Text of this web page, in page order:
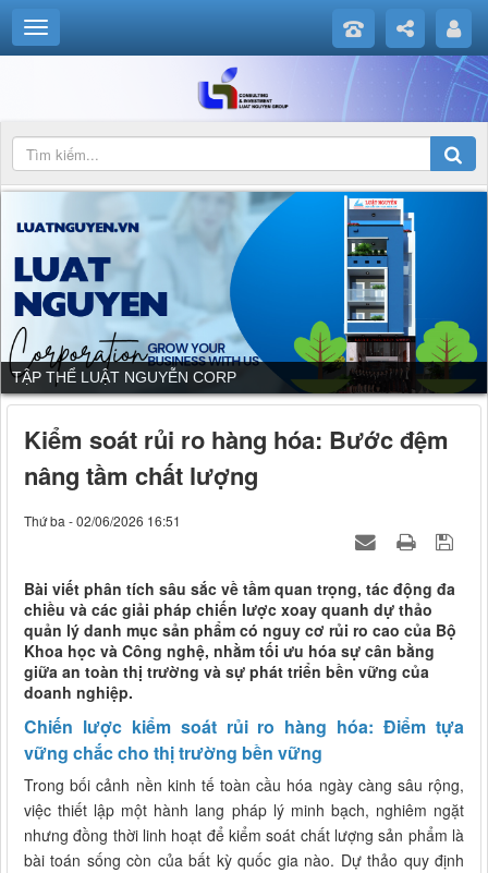
TẬP THỂ LUẬT NGUYỄN CORP
Kiểm soát rủi ro hàng hóa: Bước đệm
nâng tầm chất lượng
Thứ ba - 02/06/2026 16:51
Bài viết phân tích sâu sắc về tầm quan trọng, tác động đa
chiều và các giải pháp chiến lược xoay quanh dự thảo
quản lý danh mục sản phẩm có nguy cơ rủi ro cao của Bộ
Khoa học và Công nghệ, nhằm tối ưu hóa sự cân bằng
giữa an toàn thị trường và sự phát triển bền vững của
doanh nghiệp.
Chiến lược kiểm soát rủi ro hàng hóa: Điểm tựa
vững chắc cho thị trường bền vững
Trong bối cảnh nền kinh tế toàn cầu hóa ngày càng sâu rộng,
việc thiết lập một hành lang pháp lý minh bạch, nghiêm ngặt
nhưng đồng thời linh hoạt để kiểm soát chất lượng sản phẩm là
bài toán sống còn của bất kỳ quốc gia nào. Dự thảo quy định